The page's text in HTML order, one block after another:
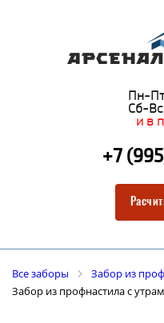
Пн-
Сб-Вс
и в
+7
Все заборы
Забор из
Забор из профнастила с